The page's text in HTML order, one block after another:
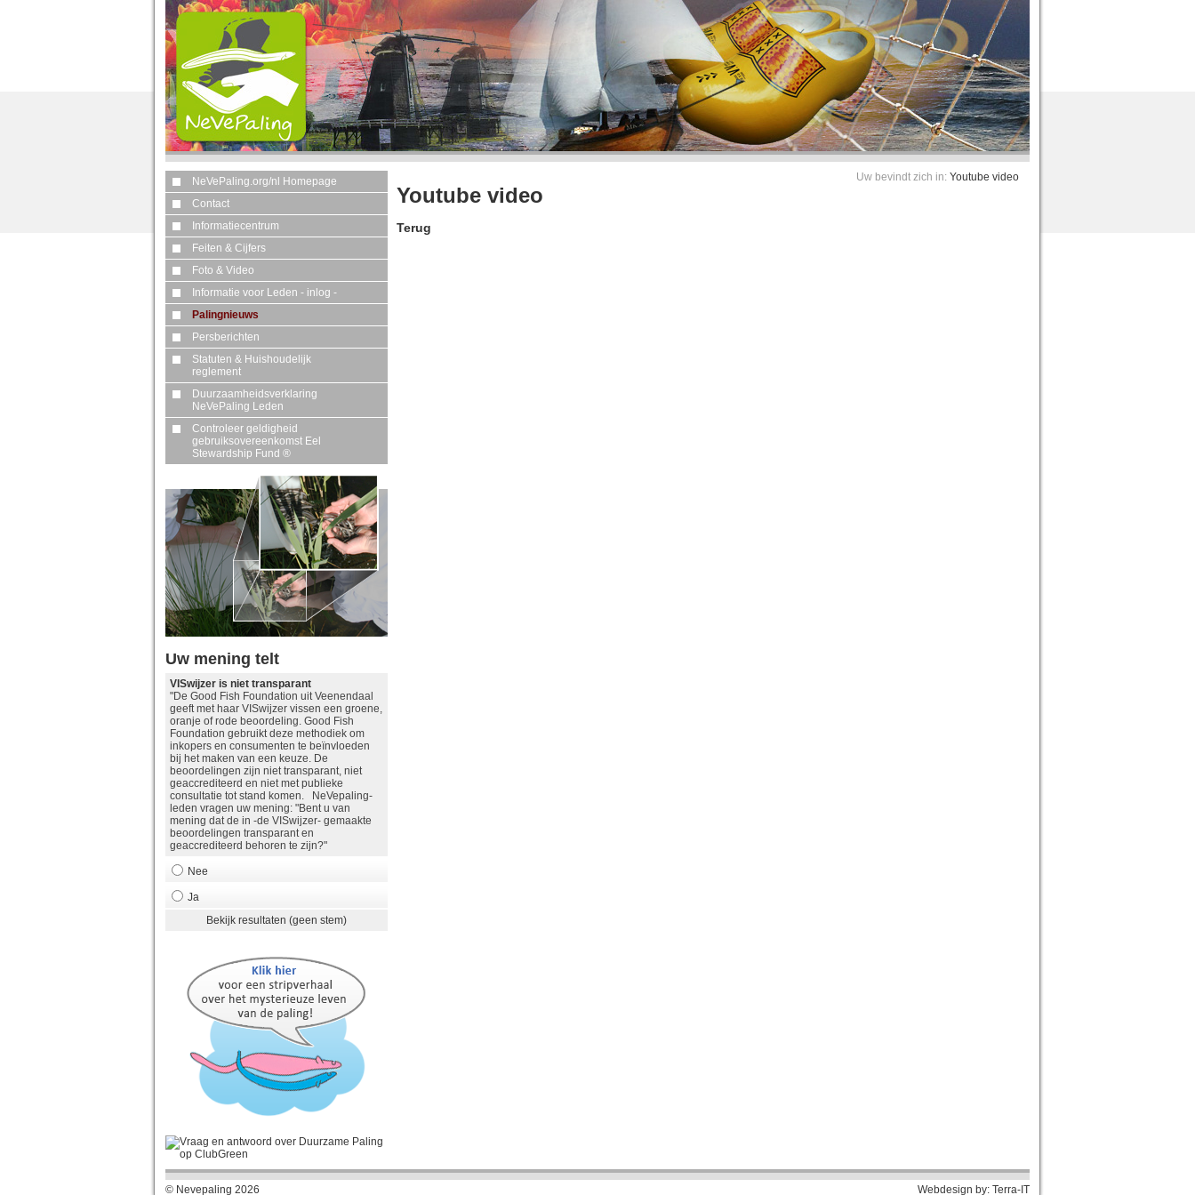
NeVePaling.org/nl Homepage
Contact
Informatiecentrum
Feiten & Cijfers
Foto & Video
Informatie voor Leden - inlog -
Palingnieuws
Persberichten
Statuten & Huishoudelijk
reglement
Duurzaamheidsverklaring
NeVePaling Leden
Controleer geldigheid
gebruiksovereenkomst Eel
Stewardship Fund ®
Uw mening telt
VISwijzer is niet transparant
"De Good Fish Foundation uit Veenendaal
geeft met haar VISwijzer vissen een groene,
oranje of rode beoordeling. Good Fish
Foundation gebruikt deze methodiek om
inkopers en consumenten te beïnvloeden
bij het maken van een keuze. De
beoordelingen zijn niet transparant, niet
geaccrediteerd en niet met publieke
consultatie tot stand komen. NeVepaling-
leden vragen uw mening: "Bent u van
mening dat de in -de VISwijzer- gemaakte
beoordelingen transparant en
geaccrediteerd behoren te zijn?"
Nee
Ja
Bekijk resultaten (geen stem)
Uw bevindt zich in: Youtube video
Youtube video
Terug
© Nevepaling 2026 Webdesign by: Terra-IT